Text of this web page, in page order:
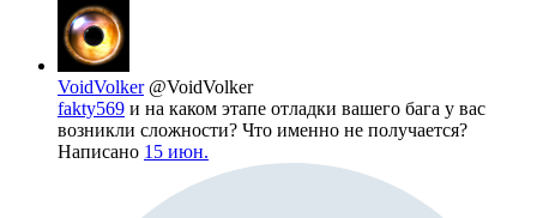
VoidVolker @VoidVolker
fakty569 и на каком этапе отладки вашего бага у вас
возникли сложности? Что именно не получается?
Написано 15 июн.